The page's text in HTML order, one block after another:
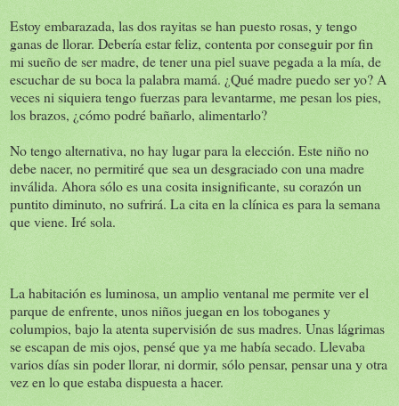
Estoy embarazada, las dos rayitas se han puesto rosas, y tengo
ganas de llorar. Debería estar feliz, contenta por conseguir por fin
mi sueño de ser madre, de tener una piel suave pegada a la mía, de
escuchar de su boca la palabra mamá. ¿Qué madre puedo ser yo? A
veces ni siquiera tengo fuerzas para levantarme, me pesan los pies,
los brazos, ¿cómo podré bañarlo, alimentarlo?
No tengo alternativa, no hay lugar para la elección. Este niño no
debe nacer, no permitiré que sea un desgraciado con una madre
inválida. Ahora sólo es una cosita insignificante, su corazón un
puntito diminuto, no sufrirá. La cita en la clínica es para la semana
que viene. Iré sola.
La habitación es luminosa, un amplio ventanal me permite ver el
parque de enfrente, unos niños juegan en los toboganes y
columpios, bajo la atenta supervisión de sus madres. Unas lágrimas
se escapan de mis ojos, pensé que ya me había secado. Llevaba
varios días sin poder llorar, ni dormir, sólo pensar, pensar una y otra
vez en lo que estaba dispuesta a hacer.